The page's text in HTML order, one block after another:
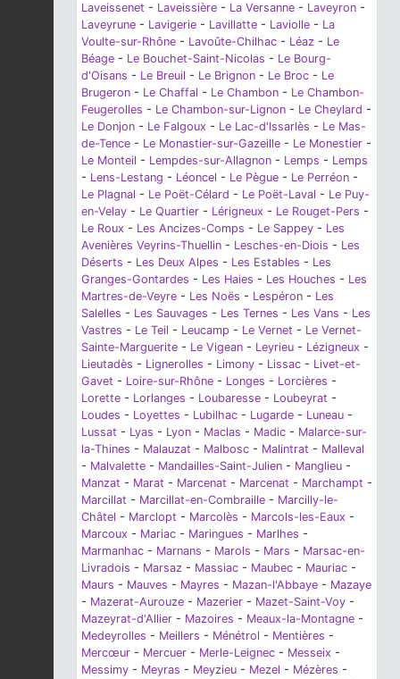
Laveissenet - Laveissière - La Versanne - Laveyron -
Laveyrune - Lavigerie - Lavillatte - Laviolle - La
Voulte-sur-Rhône - Lavoûte-Chilhac - Léaz - Le
Béage - Le Bouchet-Saint-Nicolas - Le Bourg-
d'Oisans - Le Breuil - Le Brignon - Le Broc - Le
Brugeron - Le Chaffal - Le Chambon - Le Chambon-
Feugerolles - Le Chambon-sur-Lignon - Le Cheylard -
Le Donjon - Le Falgoux - Le Lac-d'Issarlès - Le Mas-
de-Tence - Le Monastier-sur-Gazeille - Le Monestier -
Le Monteil - Lempdes-sur-Allagnon - Lemps - Lemps
- Lens-Lestang - Léoncel - Le Pègue - Le Perréon -
Le Plagnal - Le Poët-Célard - Le Poët-Laval - Le Puy-
en-Velay - Le Quartier - Lérigneux - Le Rouget-Pers -
Le Roux - Les Ancizes-Comps - Le Sappey - Les
Avenières Veyrins-Thuellin - Lesches-en-Diois - Les
Déserts - Les Deux Alpes - Les Estables - Les
Granges-Gontardes - Les Haies - Les Houches - Les
Martres-de-Veyre - Les Noës - Lespéron - Les
Salelles - Les Sauvages - Les Ternes - Les Vans - Les
Vastres - Le Teil - Leucamp - Le Vernet - Le Vernet-
Sainte-Marguerite - Le Vigean - Leyrieu - Lézigneux -
Lieutadès - Lignerolles - Limony - Lissac - Livet-et-
Gavet - Loire-sur-Rhône - Longes - Lorcières -
Lorette - Lorlanges - Loubaresse - Loubeyrat -
Loudes - Loyettes - Lubilhac - Lugarde - Luneau -
Lussat - Lyas - Lyon - Maclas - Madic - Malarce-sur-
la-Thines - Malauzat - Malbosc - Malintrat - Malleval
- Malvalette - Mandailles-Saint-Julien - Manglieu -
Manzat - Marat - Marcenat - Marcenat - Marchampt -
Marcillat - Marcillat-en-Combraille - Marcilly-le-
Châtel - Marclopt - Marcolès - Marcols-les-Eaux -
Marcoux - Mariac - Maringues - Marlhes -
Marmanhac - Marnans - Marols - Mars - Marsac-en-
Livradois - Marsaz - Massiac - Maubec - Mauriac -
Maurs - Mauves - Mayres - Mazan-l'Abbaye - Mazaye
- Mazerat-Aurouze - Mazerier - Mazet-Saint-Voy -
Mazeyrat-d'Allier - Mazoires - Meaux-la-Montagne -
Medeyrolles - Meillers - Ménétrol - Mentières -
Mercœur - Mercuer - Merle-Leignec - Messeix -
Messimy - Meyras - Meyzieu - Mezel - Mézères -